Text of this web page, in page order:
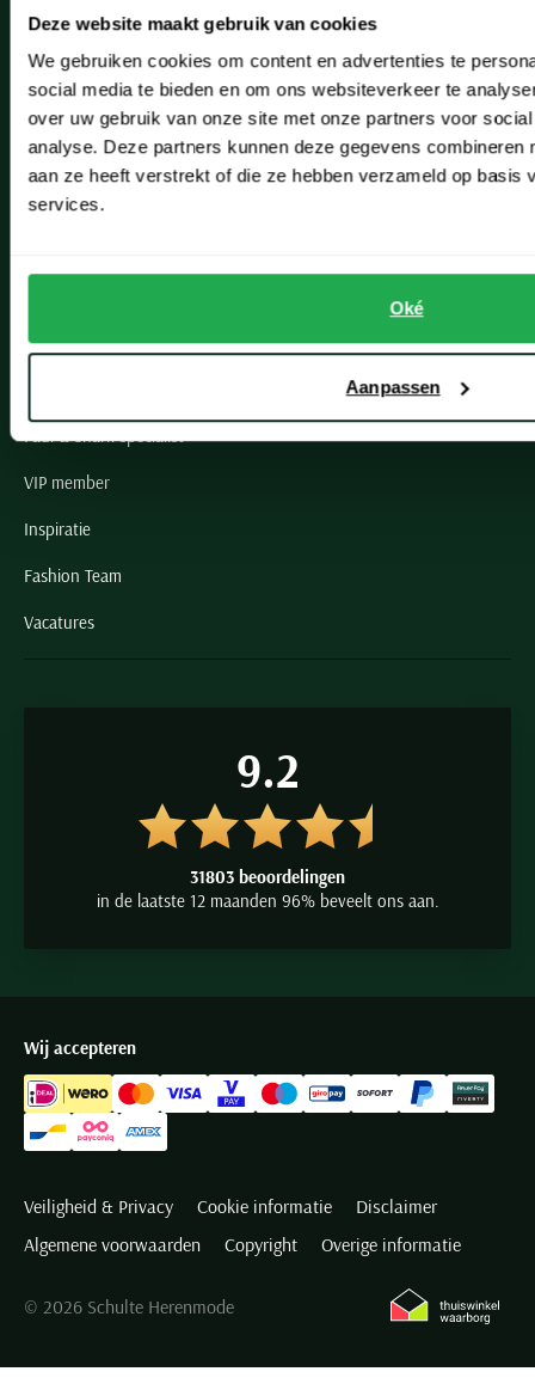
Deze website maakt gebruik van cookies
We gebruiken cookies om content en advertenties te
social media te bieden en om ons websiteverkeer te
over uw gebruik van onze site met onze partners voor
analyse. Deze partners kunnen deze gegevens combineren
aan ze heeft verstrekt of die ze hebben verzameld op basis
services.
Oké
Aanpassen
Hillegom
Leiderdorp
Lisse
Noordwijk
Openingstijden winkels
Schulte Herenmode
Paul & Shark specialist
VIP member
Inspiratie
Fashion Team
Vacatures
9.2
31803 beoordelingen
in de laatste 12 maanden 96% beveelt ons aan.
Wij accepteren
Veiligheid & Privacy Cookie informatie
Disclaimer
Algemene voorwaarden
Copyright Overige informatie
© 2026 Schulte Herenmode